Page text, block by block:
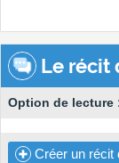
Le récit
Option de lecture
Créer un récit